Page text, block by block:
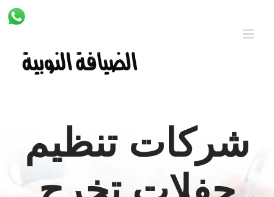
شركات تنظيم